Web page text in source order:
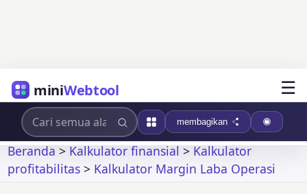
miniWebtool ☰
membagikan
Beranda>Kalkulator finansial>Kalkulator
profitabilitas > Kalkulator Margin Laba Operasi